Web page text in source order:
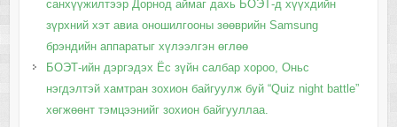
санхүүжилтээр Дорнод аймаг дахь БОЭТ-д хүүхдийн
зүрхний хэт авиа оношилгооны зөөврийн Samsung
брэндийн аппаратыг хүлээлгэн өглөө
БОЭТ-ийн дэргэдэх Ёс зүйн салбар хороо, Оньс
нэгдэлтэй хамтран зохион байгуулж буй “Quiz night battle”
хөгжөөнт тэмцээнийг зохион байгууллаа.